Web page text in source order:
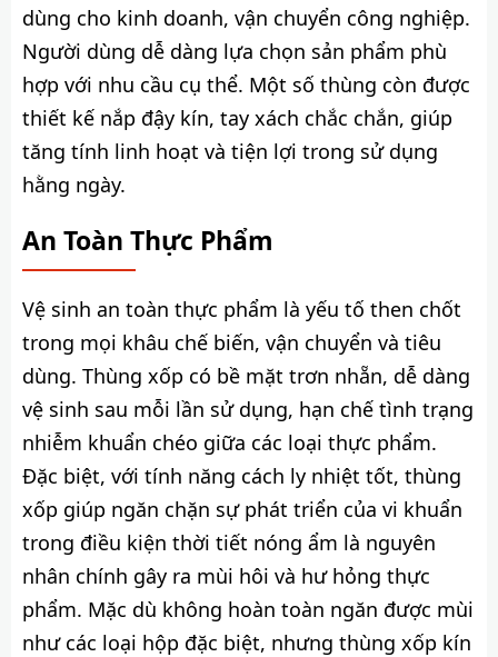
dùng cho kinh doanh, vận chuyển công nghiệp.
Người dùng dễ dàng lựa chọn sản phẩm phù
hợp với nhu cầu cụ thể. Một số thùng còn được
thiết kế nắp đậy kín, tay xách chắc chắn, giúp
tăng tính linh hoạt và tiện lợi trong sử dụng
hằng ngày.
An Toàn Thực Phẩm
Vệ sinh an toàn thực phẩm là yếu tố then chốt
trong mọi khâu chế biến, vận chuyển và tiêu
dùng. Thùng xốp có bề mặt trơn nhẵn, dễ dàng
vệ sinh sau mỗi lần sử dụng, hạn chế tình trạng
nhiễm khuẩn chéo giữa các loại thực phẩm.
Đặc biệt, với tính năng cách ly nhiệt tốt, thùng
xốp giúp ngăn chặn sự phát triển của vi khuẩn
trong điều kiện thời tiết nóng ẩm là nguyên
nhân chính gây ra mùi hôi và hư hỏng thực
phẩm. Mặc dù không hoàn toàn ngăn được mùi
như các loại hộp đặc biệt, nhưng thùng xốp kín